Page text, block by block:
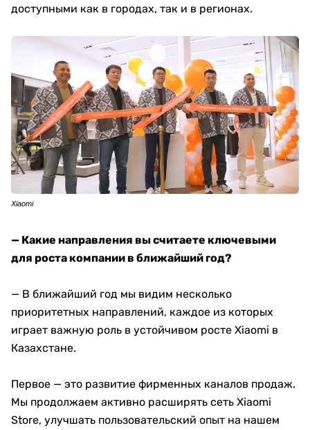
доступными как в городах, так и в регионах.
Xiaomi
— Какие направления вы считаете ключевыми
для роста компании в ближайший год?
— В ближайший год мы видим несколько
приоритетных направлений, каждое из которых
играет важную роль в устойчивом росте Xiaomi в
Казахстане.
Первое — это развитие фирменных каналов продаж.
Мы продолжаем активно расширять сеть Xiaomi
Store, улучшать пользовательский опыт на нашем